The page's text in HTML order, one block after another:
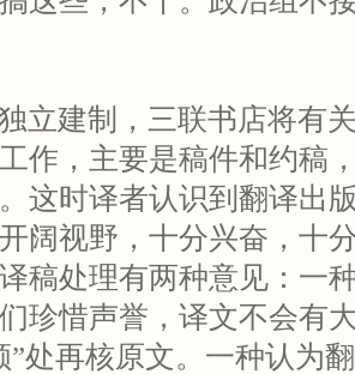
立建制，三联书店将有
作，主要是稿件和约稿
这时译者认识到翻译出
阔视野，十分兴奋，十
稿处理有两种意见：一
珍惜声誉，译文不会有
”处再核原文。一种认为